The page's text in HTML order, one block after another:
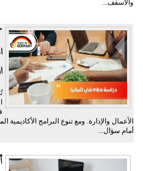
والأسقف...
الأعمال والإدارة. ومع تنوع البرامج
أمام سؤال...